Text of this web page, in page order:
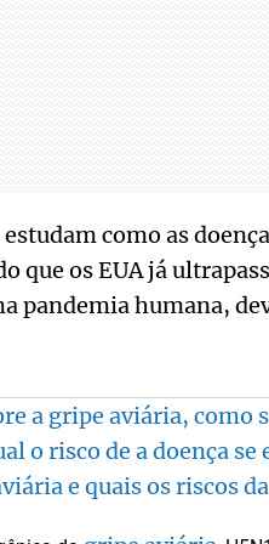
como as
que os EUA já
pandemia humana,
a gripe aviária, como
o risco de a doença se
e quais os riscos